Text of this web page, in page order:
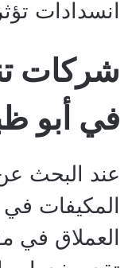
انسدادات
شركات
في أبو
عند البحث
المكيفات
العملاق في